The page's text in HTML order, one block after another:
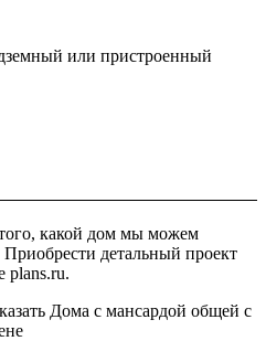
или пристроенный
какой дом мы можем
Приобрести детальный проект
plans.ru.
Дома с мансардой общей c